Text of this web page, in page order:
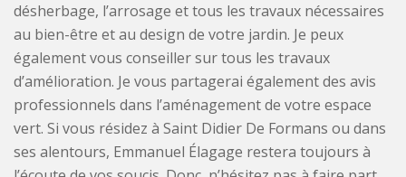
désherbage, l’arrosage et tous les travaux nécessaires
au bien-être et au design de votre jardin. Je peux
également vous conseiller sur tous les travaux
d’amélioration. Je vous partagerai également des avis
professionnels dans l’aménagement de votre espace
vert. Si vous résidez à Saint Didier De Formans ou dans
ses alentours, Emmanuel Élagage restera toujours à